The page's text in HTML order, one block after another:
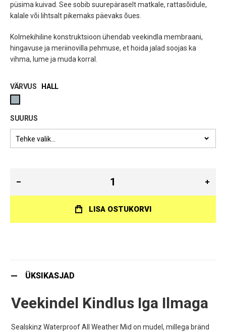
püsima kuivad. See sobib suurepäraselt matkale, rattasõidule,
kalale või lihtsalt pikemaks päevaks õues.
Kolmekihiline konstruktsioon ühendab veekindla membraani,
hingavuse ja meriinovilla pehmuse, et hoida jalad soojas ka
vihma, lume ja muda korral.
VÄRVUS HALL
SUURUS
LISA OSTUKORVI
ÜKSIKASJAD
Veekindel Kindlus Iga Ilmaga
Sealskinz Waterproof All Weather Mid on mudel, millega bränd